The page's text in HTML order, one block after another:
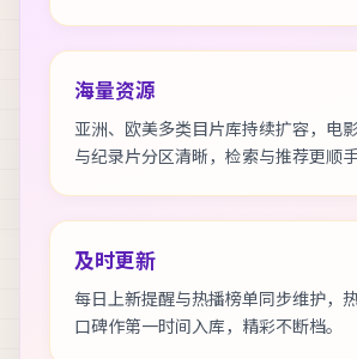
海量资源
亚洲、欧美多类目片库持续扩容，电
与纪录片分区清晰，检索与推荐更顺手
及时更新
每日上新提醒与热播榜单同步维护，
口碑作第一时间入库，精彩不断档。